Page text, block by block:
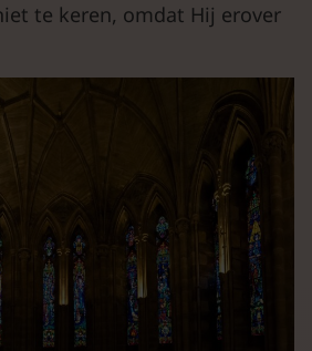
te keren, omdat Hij erover